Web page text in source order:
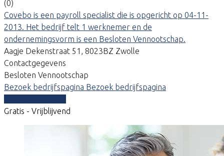
(0)
Covebo is een payroll specialist die is opgericht op 04-11-
2013. Het bedrijf telt 1 werknemer en de
ondernemingsvorm is een Besloten Vennootschap.
Aagje Dekenstraat 51, 8023BZ Zwolle
Contactgegevens
Besloten Vennootschap
Bezoek bedrijfspagina Bezoek bedrijfspagina
Gratis - Vrijblijvend